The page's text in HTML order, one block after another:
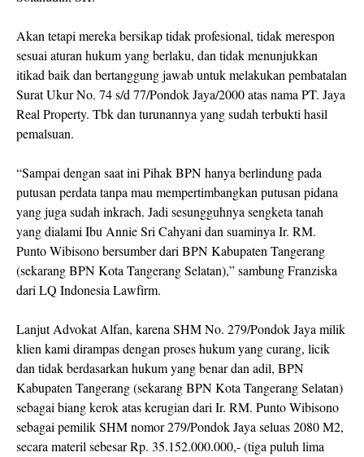
Akan tetapi mereka bersikap tidak profesional, tidak merespon
sesuai aturan hukum yang berlaku, dan tidak menunjukkan
itikad baik dan bertanggung jawab untuk melakukan pembatalan
Surat Ukur No. 74 s/d 77/Pondok Jaya/2000 atas nama PT. Jaya
Real Property. Tbk dan turunannya yang sudah terbukti hasil
pemalsuan.
“Sampai dengan saat ini Pihak BPN hanya berlindung pada
putusan perdata tanpa mau mempertimbangkan putusan pidana
yang juga sudah inkrach. Jadi sesungguhnya sengketa tanah
yang dialami Ibu Annie Sri Cahyani dan suaminya Ir. RM.
Punto Wibisono bersumber dari BPN Kabupaten Tangerang
(sekarang BPN Kota Tangerang Selatan),” sambung Franziska
dari LQ Indonesia Lawfirm.
Lanjut Advokat Alfan, karena SHM No. 279/Pondok Jaya milik
klien kami dirampas dengan proses hukum yang curang, licik
dan tidak berdasarkan hukum yang benar dan adil, BPN
Kabupaten Tangerang (sekarang BPN Kota Tangerang Selatan)
sebagai biang kerok atas kerugian dari Ir. RM. Punto Wibisono
sebagai pemilik SHM nomor 279/Pondok Jaya seluas 2080 M2,
secara materil sebesar Rp. 35.152.000.000,- (tiga puluh lima